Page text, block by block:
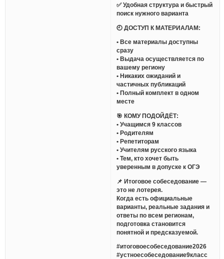
✅ Удобная структура и быстрый
поиск нужного варианта
🕘 ДОСТУП К МАТЕРИАЛАМ:
• Все материалы доступны
сразу
• Выдача осуществляется по
вашему региону
• Никаких ожиданий и
частичных публикаций
• Полный комплект в одном
месте
🎯 КОМУ ПОДОЙДЁТ:
• Учащимся 9 классов
• Родителям
• Репетиторам
• Учителям русского языка
• Тем, кто хочет быть
уверенным в допуске к ОГЭ
📌 Итоговое собеседование —
это не лотерея.
Когда есть официальные
варианты, реальные задания и
ответы по всем регионам,
подготовка становится
понятной и предсказуемой.
#итоговоесобеседование2026
#устноесобеседование9класс